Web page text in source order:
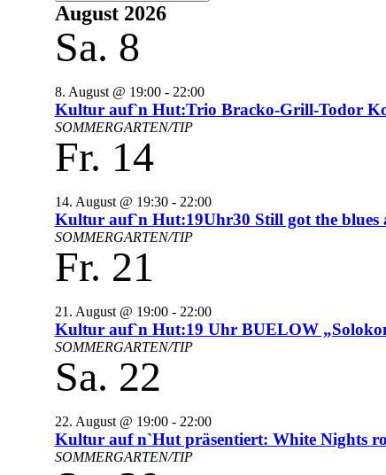
August 2026
Sa. 8
8. August @ 19:00- 22:00
Kultur auf`n Hut:Trio Bracko-Grill-Todor
SOMMERGARTEN/TIP
Fr. 14
14. August @ 19:30- 22:00
Kultur auf`n Hut:19Uhr30 Still got the
SOMMERGARTEN/TIP
Fr. 21
21. August @ 19:00- 22:00
Kultur auf`n Hut:19 Uhr BUELOW
SOMMERGARTEN/TIP
Sa. 22
22. August @ 19:00- 22:00
Kultur auf n`Hut präsentiert: White Nights
SOMMERGARTEN/TIP